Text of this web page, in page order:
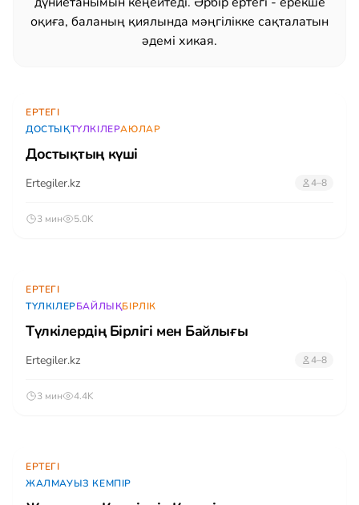
оқиға, баланың қиялында мәңгілікке сақталатын
әдемі хикая.
ЕРТЕГІ
ДОСТЫҚТҮЛКІЛЕРАЮЛАР
Достықтың күші
Ertegiler.kz 4–8
3 мин 5.0K
ЕРТЕГІ
ТҮЛКІЛЕРБАЙЛЫҚБІРЛІК
Түлкілердің Бірлігі мен Байлығы
Ertegiler.kz 4–8
3 мин 4.4K
ЕРТЕГІ
ЖАЛМАУЫЗ КЕМПІР